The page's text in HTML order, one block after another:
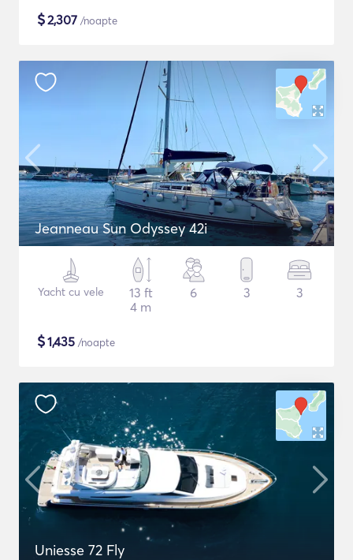
$2,307 /noapte
Jeanneau Sun Odyssey 42i
Yacht cu vele
13 ft
4 m
6 3 3
$1,435 /noapte
Uniesse 72 Fly